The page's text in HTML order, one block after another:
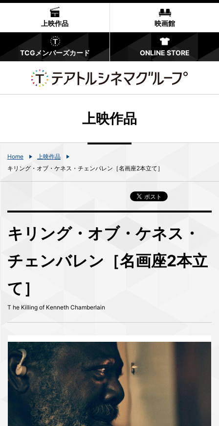
上映作品 映画館
TCGメンバーズカード ONLINE STORE
上映作品
Home
上映作品
キリング・オブ・ケネス・チェンバレン［名画座2本立て］
キリング・オブ・ケネス・
チェンバレン［名画座2本立
て］
T he Killing of Kenneth Chamberlain